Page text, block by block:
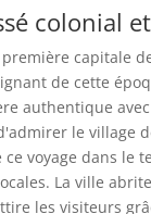
colonial
capitale
de cette
authentique
le village
voyage dans le
La ville
les visiteurs